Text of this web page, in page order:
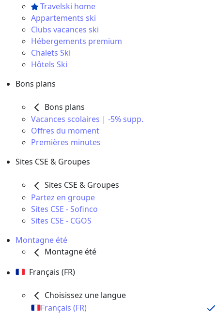
Travelski home
Appartements ski
Clubs vacances ski
Hébergements premium
Chalets Ski
Hôtels Ski
Bons plans
Bons plans
Vacances scolaires | -5% supp.
Offres du moment
Premières minutes
Sites CSE & Groupes
Sites CSE & Groupes
Partez en groupe
Sites CSE - Sofinco
Sites CSE - CGOS
Montagne été
Montagne été
Français (FR)
Choisissez une langue
Français (FR)